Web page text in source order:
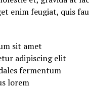
enim feugiat, quis
sit amet
adipiscing elit
fermentum
lorem